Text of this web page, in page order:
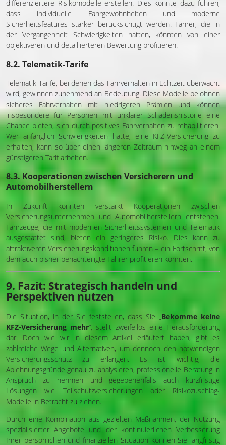
differenziertere Risikomodelle erstellen. Dies könnte dazu führen,
dass individuelle Fahrgewohnheiten und moderne
Sicherheitsfeatures stärker berücksichtigt werden. Fahrer, die in
der Vergangenheit Schwierigkeiten hatten, könnten von einer
objektiveren und detaillierteren Bewertung profitieren.
8.2. Telematik-Tarife
Telematik-Tarife, bei denen das Fahrverhalten in Echtzeit überwacht
wird, gewinnen zunehmend an Bedeutung. Diese Modelle belohnen
sicheres Fahrverhalten mit niedrigeren Prämien und können
insbesondere für Personen mit unklarer Schadenshistorie eine
Chance bieten, sich durch positives Fahrverhalten zu rehabilitieren.
Wer anfänglich Schwierigkeiten hatte, eine KFZ-Versicherung zu
erhalten, kann so über einen längeren Zeitraum hinweg an einem
günstigeren Tarif arbeiten.
8.3. Kooperationen zwischen Versicherern und
Automobilherstellern
In Zukunft könnten verstärkt Kooperationen zwischen
Versicherungsunternehmen und Automobilherstellern entstehen.
Fahrzeuge, die mit modernen Sicherheitssystemen und Telematik
ausgestattet sind, bieten ein geringeres Risiko. Dies kann zu
attraktiveren Versicherungskonditionen führen – ein Fortschritt, von
dem auch bisher benachteiligte Fahrer profitieren könnten.
9. Fazit: Strategisch handeln und
Perspektiven nutzen
Die Situation, in der Sie feststellen, dass Sie „ Bekomme keine
KFZ-Versicherung mehr“, stellt zweifellos eine Herausforderung
dar. Doch wie wir in diesem Artikel erläutert haben, gibt es
zahlreiche Wege und Alternativen, um dennoch den notwendigen
Versicherungsschutz zu erlangen. Es ist wichtig, die
Ablehnungsgründe genau zu analysieren, professionelle Beratung in
Anspruch zu nehmen und gegebenenfalls auch kurzfristige
Lösungen wie Teilschutzversicherungen oder Risikozuschlag-
Modelle in Betracht zu ziehen.
Durch eine Kombination aus gezielten Maßnahmen, der Nutzung
spezialisierter Angebote und der kontinuierlichen Verbesserung
Ihrer persönlichen und finanziellen Situation können Sie langfristig